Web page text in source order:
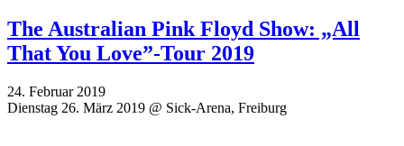
The Australian Pink Floyd Show: „All
That You Love”-Tour 2019
24. Februar 2019
Dienstag 26. März 2019 @ Sick-Arena, Freiburg